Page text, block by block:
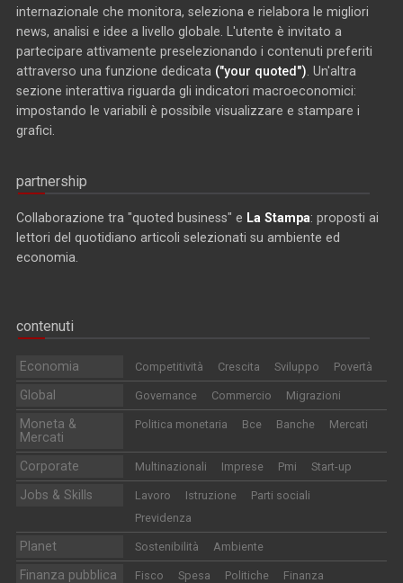
internazionale che monitora, seleziona e rielabora le migliori
news, analisi e idee a livello globale. L'utente è invitato a
partecipare attivamente preselezionando i contenuti preferiti
attraverso una funzione dedicata ("your quoted") . Un'altra
sezione interattiva riguarda gli indicatori macroeconomici:
impostando le variabili è possibile visualizzare e stampare i
grafici.
partnership
Collaborazione tra "quoted business" e La Stampa: proposti ai
lettori del quotidiano articoli selezionati su ambiente ed
economia.
contenuti
Economia Competitività Crescita Sviluppo Povertà
Global Governance Commercio Migrazioni
Moneta &
Mercati
Politica monetaria Bce Banche Mercati
Corporate Multinazionali Imprese Pmi Start-up
Jobs & Skills Lavoro Istruzione
Parti sociali
Previdenza
Planet Sostenibilità Ambiente
Finanza pubblica Fisco Spesa Politiche Finanza